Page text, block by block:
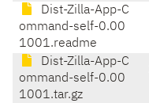
Dist-Zilla-App-C
ommand-self-0.00
1001.readme
Dist-Zilla-App-C
ommand-self-0.00
1001.tar.gz